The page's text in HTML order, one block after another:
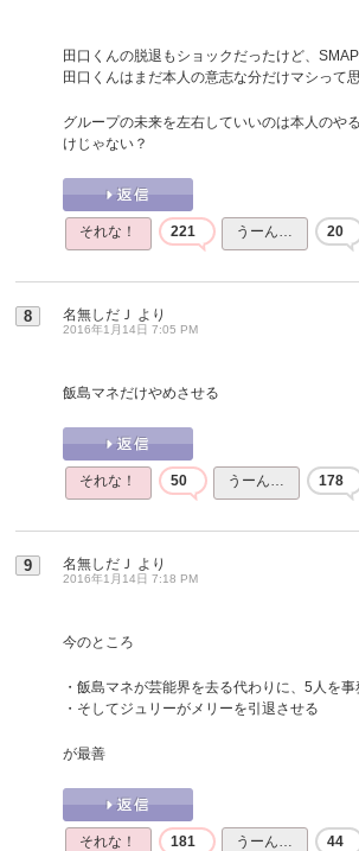
田口くんの脱退もショックだったけど、
田口くんはまだ本人の意志な分だけマシって思
グループの未来を左右していいのは本人のや
けじゃない？
それな！ 221 うーん… 20
8 名無しだＪ より
2016年1月14日 7:05 PM
飯島マネだけやめさせる
それな！ 50 うーん… 178
9 名無しだＪ より
2016年1月14日 7:18 PM
今のところ
・飯島マネが芸能界を去る代わりに、5人を
・そしてジュリーがメリーを引退させる
が最善
それな！ 181 うーん… 44